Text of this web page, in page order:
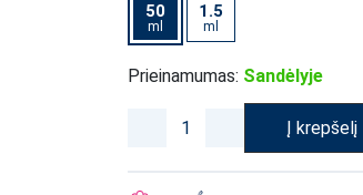
50
ml
1.5
ml
Prieinamumas: Sandėlyje
Į krepšelį